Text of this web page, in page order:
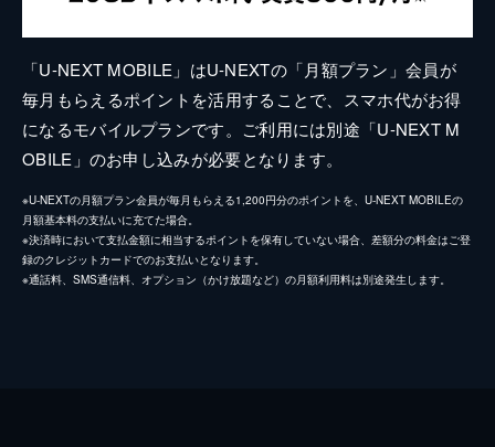
「U-NEXT MOBILE」はU-NEXTの「月額プラン」会員が
毎月もらえるポイントを活用することで、スマホ代がお得
になるモバイルプランです。ご利用には別途「U-NEXT M
OBILE」のお申し込みが必要となります。
※U-NEXTの月額プラン会員が毎月もらえる1,200円分のポイントを、U-NEXT MOBILEの
月額基本料の支払いに充てた場合。
※決済時において支払金額に相当するポイントを保有していない場合、差額分の料金はご登
録のクレジットカードでのお支払いとなります。
※通話料、SMS通信料、オプション（かけ放題など）の月額利用料は別途発生します。